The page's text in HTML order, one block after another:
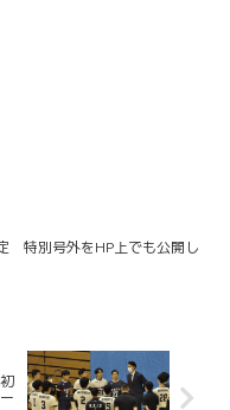
特別号外をHP上でも公開し